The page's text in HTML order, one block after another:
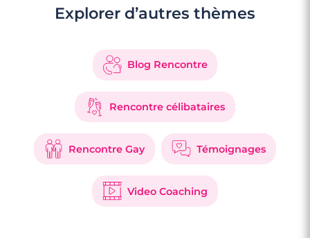
Explorer d’autres thèmes
Blog Rencontre
Rencontre célibataires
Rencontre Gay Témoignages
Video Coaching